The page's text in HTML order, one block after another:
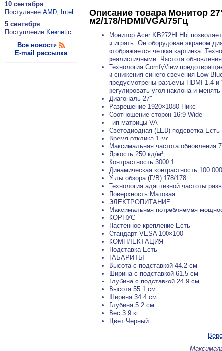
10 сентября
По­сту­ле­ние AMD, Intel
5 сентября
По­ступ­ле­ние Keenetic
Все новости
E-mail рассылка
Описание товара Монитор
м2/178/HDMI/VGA/75Гц
Монитор Acer KB272HLHbi
и играть. Он оборудован экраном
отображается четкая картинка.
реалистичными. Частота
Технология ComfyView
и снижения синего свечения Low
предусмотрены разъемы HDMI 1.4 и
регулировать угол наклона и
Диагональ 27″
Разрешение 1920×1080 Пикс
Соотношение сторон 16:9 Wide
Тип матрицы VA
Светодиодная (LED) подсветка Есть
Время отклика 1 мс
Максимальная частота обновления
Яркость 250 кд/м²
Контрастность 3000:1
Динамическая контрастность 100
Углы обзора (Г/В) 178/178
Технология адаптивной частоты
Поверхность Матовая
ЭЛЕКТРОПИТАНИЕ
Максимальная потребляемая
КОРПУС
Настенное крепление Есть
Стандарт VESA 100×100
КОМПЛЕКТАЦИЯ
Подставка Есть
ГАБАРИТЫ
Высота с подставкой 44.2 см
Ширина с подставкой 61.5 см
Глубина с подставкой 24.9 см
Высота 55.1 см
Ширина 34.4 см
Глубина 5.2 см
Вес 3.9 кг
Цвет Черный